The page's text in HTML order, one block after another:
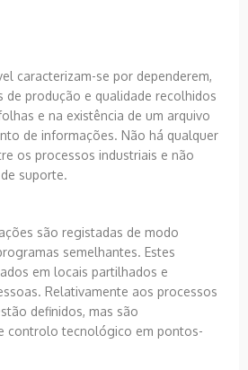
caracterizam-se por dependerem,
de produção e qualidade recolhidos
e na existência de um arquivo
de informações. Não há qualquer
os processos industriais e não
suporte.
são registadas de modo
semelhantes. Estes
em locais partilhados e
Relativamente aos processos
definidos, mas são
controlo tecnológico em pontos-